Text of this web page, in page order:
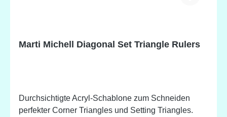
Marti Michell Diagonal Set Triangle Rulers
Durchsichtigte Acryl-Schablone zum Schneiden
perfekter Corner Triangles und Setting Triangles.